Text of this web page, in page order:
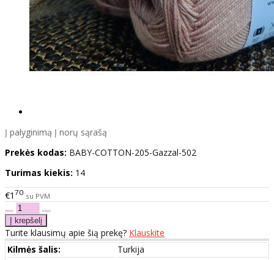
Į palyginimą Į norų sąrašą
Prekės kodas: BABY-COTTON-205-Gazzal-502
Turimas kiekis: 14
€1 70 su PVM
Turite klausimų apie šią prekę? Klauskite
Kilmės šalis:
Turkija